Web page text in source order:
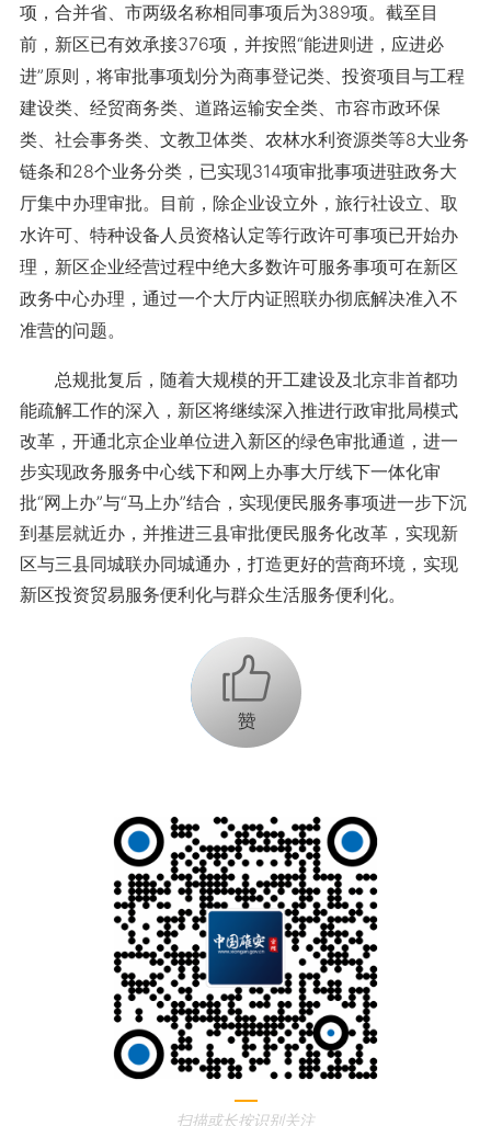
项，合并省、市两级名称相同事项后为389项。截至目
前，新区已有效承接376项，并按照“能进则进，应进必
进”原则，将审批事项划分为商事登记类、投资项目与工程
建设类、经贸商务类、道路运输安全类、市容市政环保
类、社会事务类、文教卫体类、农林水利资源类等8大业务
链条和28个业务分类，已实现314项审批事项进驻政务大
厅集中办理审批。目前，除企业设立外，旅行社设立、取
水许可、特种设备人员资格认定等行政许可事项已开始办
理，新区企业经营过程中绝大多数许可服务事项可在新区
政务中心办理，通过一个大厅内证照联办彻底解决准入不
准营的问题。
总规批复后，随着大规模的开工建设及北京非首都功
能疏解工作的深入，新区将继续深入推进行政审批局模式
改革，开通北京企业单位进入新区的绿色审批通道，进一
步实现政务服务中心线下和网上办事大厅线下一体化审
批“网上办”与“马上办”结合，实现便民服务事项进一步下沉
到基层就近办，并推进三县审批便民服务化改革，实现新
区与三县同城联办同城通办，打造更好的营商环境，实现
新区投资贸易服务便利化与群众生活服务便利化。
+1
扫描或长按识别关注